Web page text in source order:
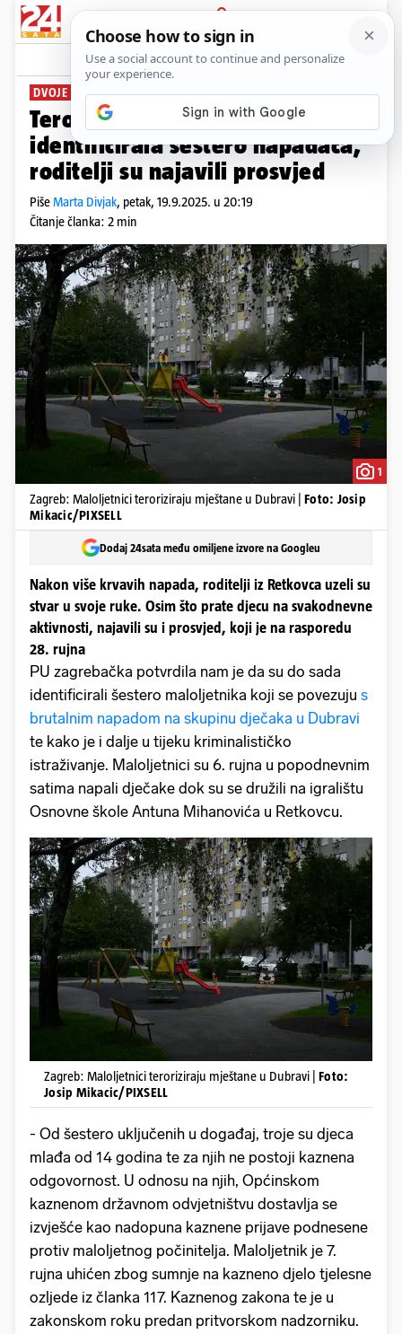
PRIJAVA
News
DVOJE ZAVRŠILO U DOMU
Teror u Dubravi: Policija
identificirala šestero napadača,
roditelji su najavili prosvjed
PišeMarta Divjak, petak, 19.9.2025. u 20:19
Čitanje članka: 2 min
1
Zagreb: Maloljetnici teroriziraju mještane u Dubravi | Foto: Josip
Mikacic/PIXSELL
Dodaj 24sata među omiljene izvore na Googleu
Nakon više krvavih napada, roditelji iz Retkovca uzeli su
stvar u svoje ruke. Osim što prate djecu na svakodnevne
aktivnosti, najavili su i prosvjed, koji je na rasporedu
28. rujna
PU zagrebačka potvrdila nam je da su do sada
identificirali šestero maloljetnika koji se povezuju s
brutalnim napadom na skupinu dječaka u Dubravi
te kako je i dalje u tijeku kriminalističko
istraživanje. Maloljetnici su 6. rujna u popodnevnim
satima napali dječake dok su se družili na igralištu
Osnovne škole Antuna Mihanovića u Retkovcu.
Zagreb: Maloljetnici teroriziraju mještane u Dubravi | Foto:
Josip Mikacic/PIXSELL
- Od šestero uključenih u događaj, troje su djeca
mlađa od 14 godina te za njih ne postoji kaznena
odgovornost. U odnosu na njih, Općinskom
kaznenom državnom odvjetništvu dostavlja se
izvješće kao nadopuna kaznene prijave podnesene
protiv maloljetnog počinitelja. Maloljetnik je 7.
rujna uhićen zbog sumnje na kazneno djelo tjelesne
ozljede iz članka 117. Kaznenog zakona te je u
zakonskom roku predan pritvorskom nadzorniku.